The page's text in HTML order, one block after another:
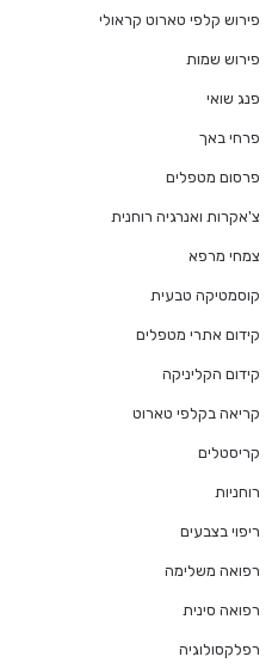
פירוש קלפי טארוט קראולי
פירוש שמות
פנג שואי
פרחי באך
פרסום מטפלים
צ'אקרות ואנרגיה רוחנית
צמחי מרפא
קוסמטיקה טבעית
קידום אתרי מטפלים
קידום הקליניקה
קריאה בקלפי טארוט
קריסטלים
רוחניות
ריפוי בצבעים
רפואה משלימה
רפואה סינית
רפלקסולוגיה